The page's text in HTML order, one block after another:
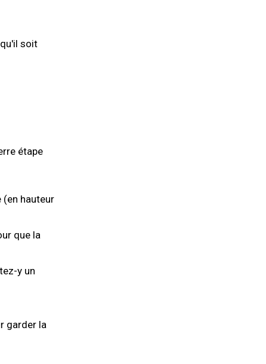
soit
étape
(en hauteur
que la
y un
garder la